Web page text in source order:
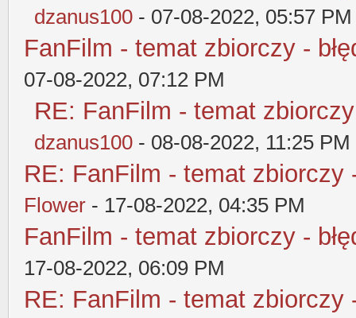
dzanus100 - 07-08-2022, 05:57 PM
FanFilm - temat zbiorczy -
07-08-2022, 07:12 PM
RE: FanFilm - temat
dzanus100 - 08-08-2022, 11:25 PM
RE: FanFilm - temat zbiorczy
Flower - 17-08-2022, 04:35 PM
FanFilm - temat zbiorczy -
17-08-2022, 06:09 PM
RE: FanFilm - temat zbiorczy